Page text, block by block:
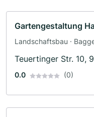
Gartengestaltung
Landschaftsbau ·
Teuertinger Str. 10,
0.0 (0)